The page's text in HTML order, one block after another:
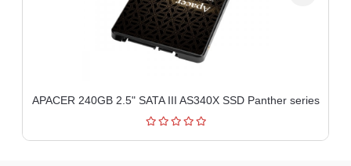
APACER 240GB 2.5" SATA III AS340X SSD Panther series